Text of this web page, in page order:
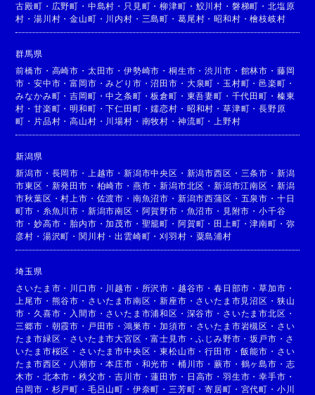
古殿町 ・ 広野町 ・ 中島村 ・ 只見町 ・柳津町 ・ 鮫川村 ・ 磐梯町 ・ 北塩原
村 ・湯川村 ・金山町 ・ 川内村 ・ 三島町 ・ 葛尾村 ・昭和村 ・檜枝岐村
群馬県
前橋市 ・ 高崎市 ・ 太田市 ・伊勢崎市 ・桐生市 ・渋川市 ・ 館林市 ・ 藤岡
市 ・安中市 ・富岡市 ・みどり市 ・沼田市 ・ 大泉町 ・ 玉村町 ・邑楽町 ・
みなかみ町 ・吉岡町 ・中之条町 ・板倉町 ・ 東吾妻町 ・ 千代田町 ・ 榛東
村 ・甘楽町 ・明和町 ・下仁田町 ・嬬恋村 ・ 昭和村 ・ 草津町 ・長野原
町 ・ 片品村 ・高山村 ・ 川場村 ・ 南牧村 ・ 神流町 ・ 上野村
新潟県
新潟市 ・ 長岡市 ・ 上越市 ・新潟市中央区 ・ 新潟市西区 ・ 三条市 ・ 新潟
市東区 ・ 新発田市 ・ 柏崎市 ・ 燕市 ・新潟市北区 ・新潟市江南区 ・ 新潟
市秋葉区 ・村上市 ・ 佐渡市 ・ 南魚沼市 ・ 新潟市西蒲区 ・ 五泉市 ・ 十日
町市 ・ 糸魚川市 ・ 新潟市南区 ・ 阿賀野市 ・ 魚沼市 ・ 見附市 ・小千谷
市 ・妙高市 ・ 胎内市 ・加茂市 ・ 聖籠町 ・ 阿賀町 ・ 田上町 ・津南町 ・ 弥
彦村 ・ 湯沢町 ・関川村 ・出雲崎町 ・刈羽村 ・ 粟島浦村
埼玉県
さいたま市 ・ 川口市 ・ 川越市 ・ 所沢市 ・ 越谷市 ・春日部市 ・草加市 ・
上尾市 ・ 熊谷市 ・ さいたま市南区 ・新座市 ・ さいたま市見沼区 ・ 狭山
市 ・ 久喜市 ・ 入間市 ・ さいたま市浦和区 ・ 深谷市 ・ さいたま市北区 ・
三郷市 ・ 朝霞市 ・ 戸田市 ・鴻巣市 ・加須市 ・ さいたま市岩槻区 ・ さい
たま市緑区 ・ さいたま市大宮区 ・富士見市 ・ふじみ野市 ・坂戸市 ・ さ
いたま市桜区 ・ さいたま市中央区 ・東松山市 ・行田市 ・飯能市 ・ さい
たま市西区 ・ 八潮市 ・本庄市 ・ 和光市 ・ 桶川市 ・蕨市 ・ 鶴ヶ島市 ・ 志
木市 ・ 北本市 ・秩父市 ・吉川市 ・蓮田市 ・ 日高市 ・ 羽生市 ・幸手市 ・
白岡市 ・ 杉戸町 ・ 毛呂山町 ・ 伊奈町 ・ 三芳町 ・寄居町 ・ 宮代町 ・ 小川